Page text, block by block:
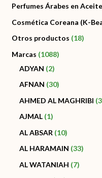
Perfumes Árabes en
Cosmética Coreana (K-
Otros productos 18
Marcas 1088
ADYAN 2
AFNAN 30
AHMED AL MAGHRIBI 3
AJMAL 1
AL ABSAR 10
AL HARAMAIN 33
AL WATANIAH 7